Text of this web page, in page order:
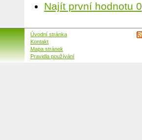
Najít první hodnotu 0
Úvodní stránka
Kontakt
Mapa stránek
Pravidla používání